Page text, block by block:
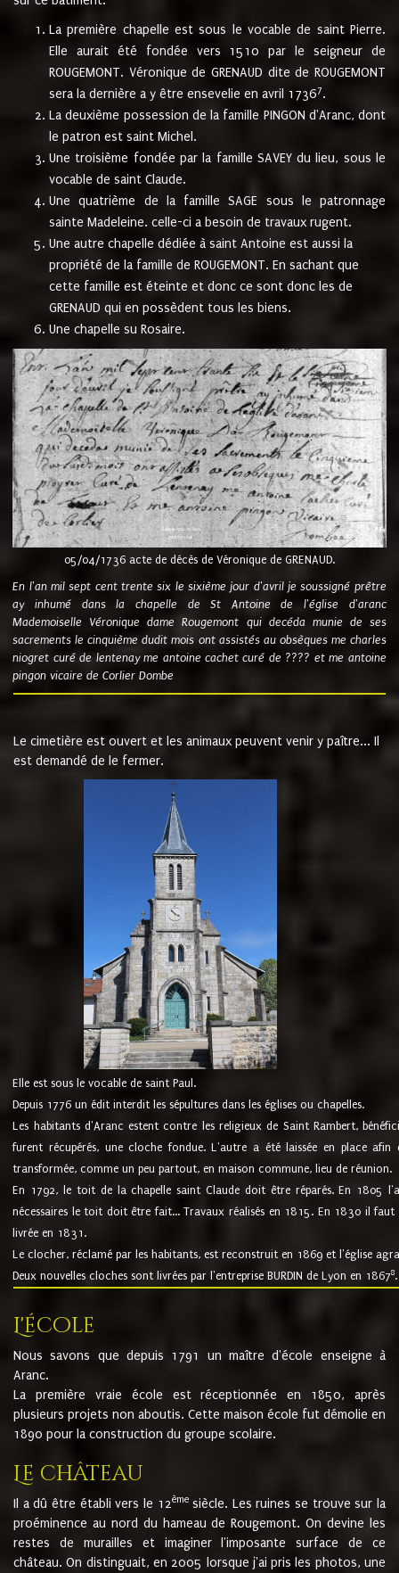
La première chapelle est sous le vocable de saint Pierre.
Elle aurait été fondée vers 1510 par le seigneur de
ROUGEMONT. Véronique de GRENAUD dite de ROUGEMONT
sera la dernière a y être ensevelie en avril 17367.
La deuxième possession de la famille PINGON d'Aranc, dont
le patron est saint Michel.
Une troisième fondée par la famille SAVEY du lieu, sous le
vocable de saint Claude.
Une quatrième de la famille SAGE sous le patronnage
sainte Madeleine. celle-ci a besoin de travaux rugent.
Une autre chapelle dédiée à saint Antoine est aussi la
propriété de la famille de ROUGEMONT. En sachant que
cette famille est éteinte et donc ce sont donc les de
GRENAUD qui en possèdent tous les biens.
Une chapelle su Rosaire.
05/04/1736 acte de décès de Véronique de GRENAUD.
En l'an mil sept cent trente six le sixième jour d'avril je soussigné prêtre
ay inhumé dans la chapelle de St Antoine de l'église d'aranc
Mademoiselle Véronique dame Rougemont qui decéda munie de ses
sacrements le cinquième dudit mois ont assistés au obsèques me charles
niogret curé de lentenay me antoine cachet curé de ???? et me antoine
pingon vicaire de Corlier Dombe
Le cimetière est ouvert et les animaux peuvent venir y paître... Il
est demandé de le fermer.
Elle est sous le vocable de saint Paul.
Depuis 1776 un édit interdit les sépultures dans les églises ou chapelles.
Les habitants d'Aranc estent contre les religieux de Saint Rambert,
furent récupérés, une cloche fondue. L'autre a été laissée en place
transformée, comme un peu partout, en maison commune, lieu de réunion.
En 1792, le toit de la chapelle saint Claude doit être réparés. En 1805
nécessaires le toit doit être fait... Travaux réalisés en 1815. En 1830 il
livrée en 1831.
Le clocher, réclamé par les habitants, est reconstruit en 1869 et l'église
Deux nouvelles cloches sont livrées par l'entreprise BURDIN de Lyon en 18678.
L'école
Nous savons que depuis 1791 un maître d'école enseigne à
Aranc.
La première vraie école est réceptionnée en 1850, après
plusieurs projets non aboutis. Cette maison école fut démolie en
1890 pour la construction du groupe scolaire.
Le château
Il a dû être établi vers le 12èmesiècle. Les ruines se trouve sur la
proéminence au nord du hameau de Rougemont. On devine les
restes de murailles et imaginer l'imposante surface de ce
château. On distinguait, en 2005 lorsque j'ai pris les photos, une